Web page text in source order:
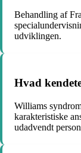
Behandling af
udviklingen.
Hvad
Williams
karakteristiske
udadvendt